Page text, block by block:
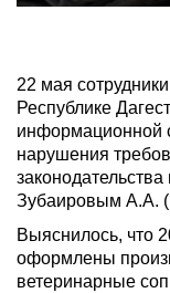
22 мая
Республике
информационной
нарушения
Зубаировым А.А.
Выяснилось, что
оформлены
ветеринарные